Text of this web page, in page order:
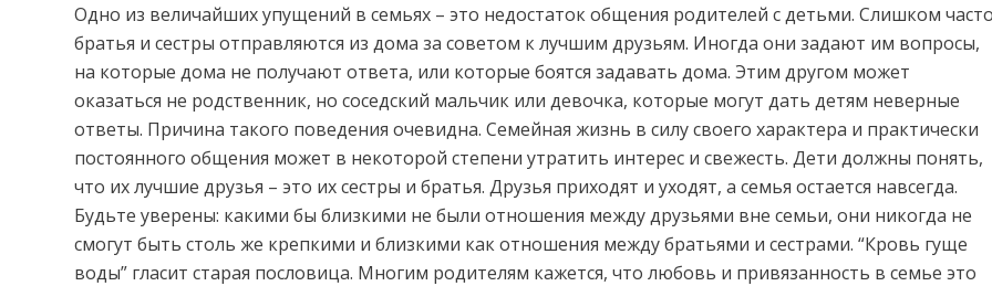
Одно из величайших упущений в семьях – это недостаток общения родителей с детьми. Слишком часто
братья и сестры отправляются из дома за советом к лучшим друзьям. Иногда они задают им вопросы,
на которые дома не получают ответа, или которые боятся задавать дома. Этим другом может
оказаться не родственник, но соседский мальчик или девочка, которые могут дать детям неверные
ответы. Причина такого поведения очевидна. Семейная жизнь в силу своего характера и практически
постоянного общения может в некоторой степени утратить интерес и свежесть. Дети должны понять,
что их лучшие друзья – это их сестры и братья. Друзья приходят и уходят, а семья остается навсегда.
Будьте уверены: какими бы близкими не были отношения между друзьями вне семьи, они никогда не
смогут быть столь же крепкими и близкими как отношения между братьями и сестрами. “Кровь гуще
воды” гласит старая пословица. Многим родителям кажется, что любовь и привязанность в семье это